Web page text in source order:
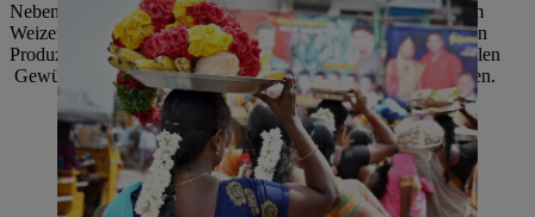
Neben dem Hauptnahrungsmittel Reis wird in Indien vor allem
Weizen angebaut. Außerdem ist das Land einer der weltgrößten
Produzenten von Zuckerrohr, Tee und Baumwolle. Weiter zählen
Gewürze zu den wichtigsten landwirtschaftlichen Erzeugnissen.